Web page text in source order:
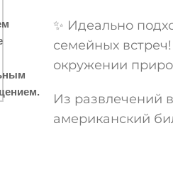
✨ Идеально
семейных
окружении
Из развлечений
американский